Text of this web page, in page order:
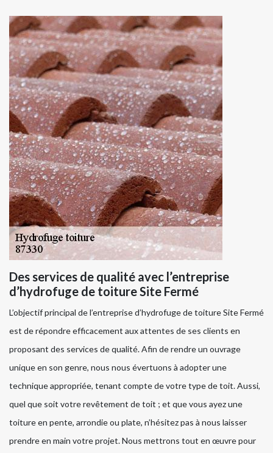
Des services de qualité avec l’entreprise
d’hydrofuge de toiture Site Fermé
L’objectif principal de l’entreprise d’hydrofuge de toiture Site Fermé
est de répondre efficacement aux attentes de ses clients en
proposant des services de qualité. Afin de rendre un ouvrage
unique en son genre, nous nous évertuons à adopter une
technique appropriée, tenant compte de votre type de toit. Aussi,
quel que soit votre revêtement de toit ; et que vous ayez une
toiture en pente, arrondie ou plate, n’hésitez pas à nous laisser
prendre en main votre projet. Nous mettrons tout en œuvre pour